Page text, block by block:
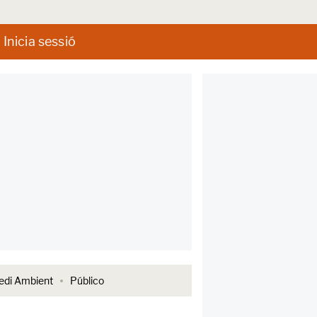
Inicia sessió
Ambient Público